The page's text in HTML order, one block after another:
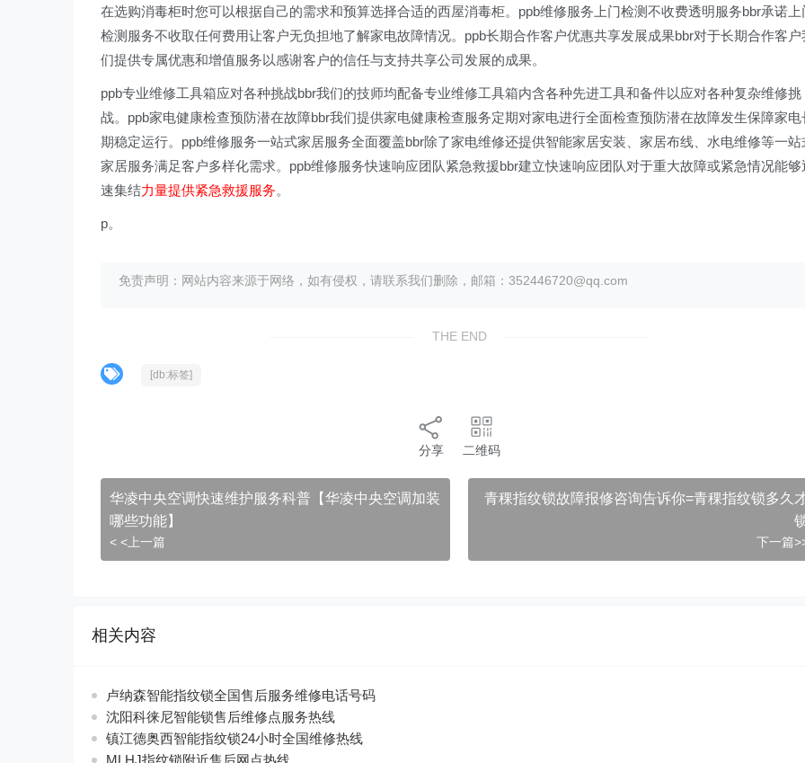
在选购消毒柜时您可以根据自己的需求和预算选择合适的西屋消毒柜。ppb维修服务上门检测不收费透明服务bbr承诺上
检测服务不收取任何费用让客户无负担地了解家电故障情况。ppb长期合作客户优惠共享发展成果bbr对于长期合作客户
们提供专属优惠和增值服务以感谢客户的信任与支持共享公司发展的成果。
ppb专业维修工具箱应对各种挑战bbr我们的技师均配备专业维修工具箱内含各种先进工具和备件以应对各种复杂维修挑
战。ppb家电健康检查预防潜在故障bbr我们提供家电健康检查服务定期对家电进行全面检查预防潜在故障发生保障家电
期稳定运行。ppb维修服务一站式家居服务全面覆盖bbr除了家电维修还提供智能家居安装、家居布线、水电维修等一站
家居服务满足客户多样化需求。ppb维修服务快速响应团队紧急救援bbr建立快速响应团队对于重大故障或紧急情况能够
速集结力量提供紧急救援服务。
p。
免责声明：网站内容来源于网络，如有侵权，请联系我们删除，邮箱：352446720@qq.com
THE END
[db:标签]
分享 二维码
华凌中央空调快速维护服务科普【华凌中央空调加装
哪些功能】
< <上一篇
青稞指纹锁故障报修咨询告诉你=青稞指纹锁多久
下一篇
相关内容
卢纳森智能指纹锁全国售后服务维修电话号码
沈阳科徕尼智能锁售后维修点服务热线
镇江德奥西智能指纹锁24小时全国维修热线
MLHJ指纹锁附近售后网点热线